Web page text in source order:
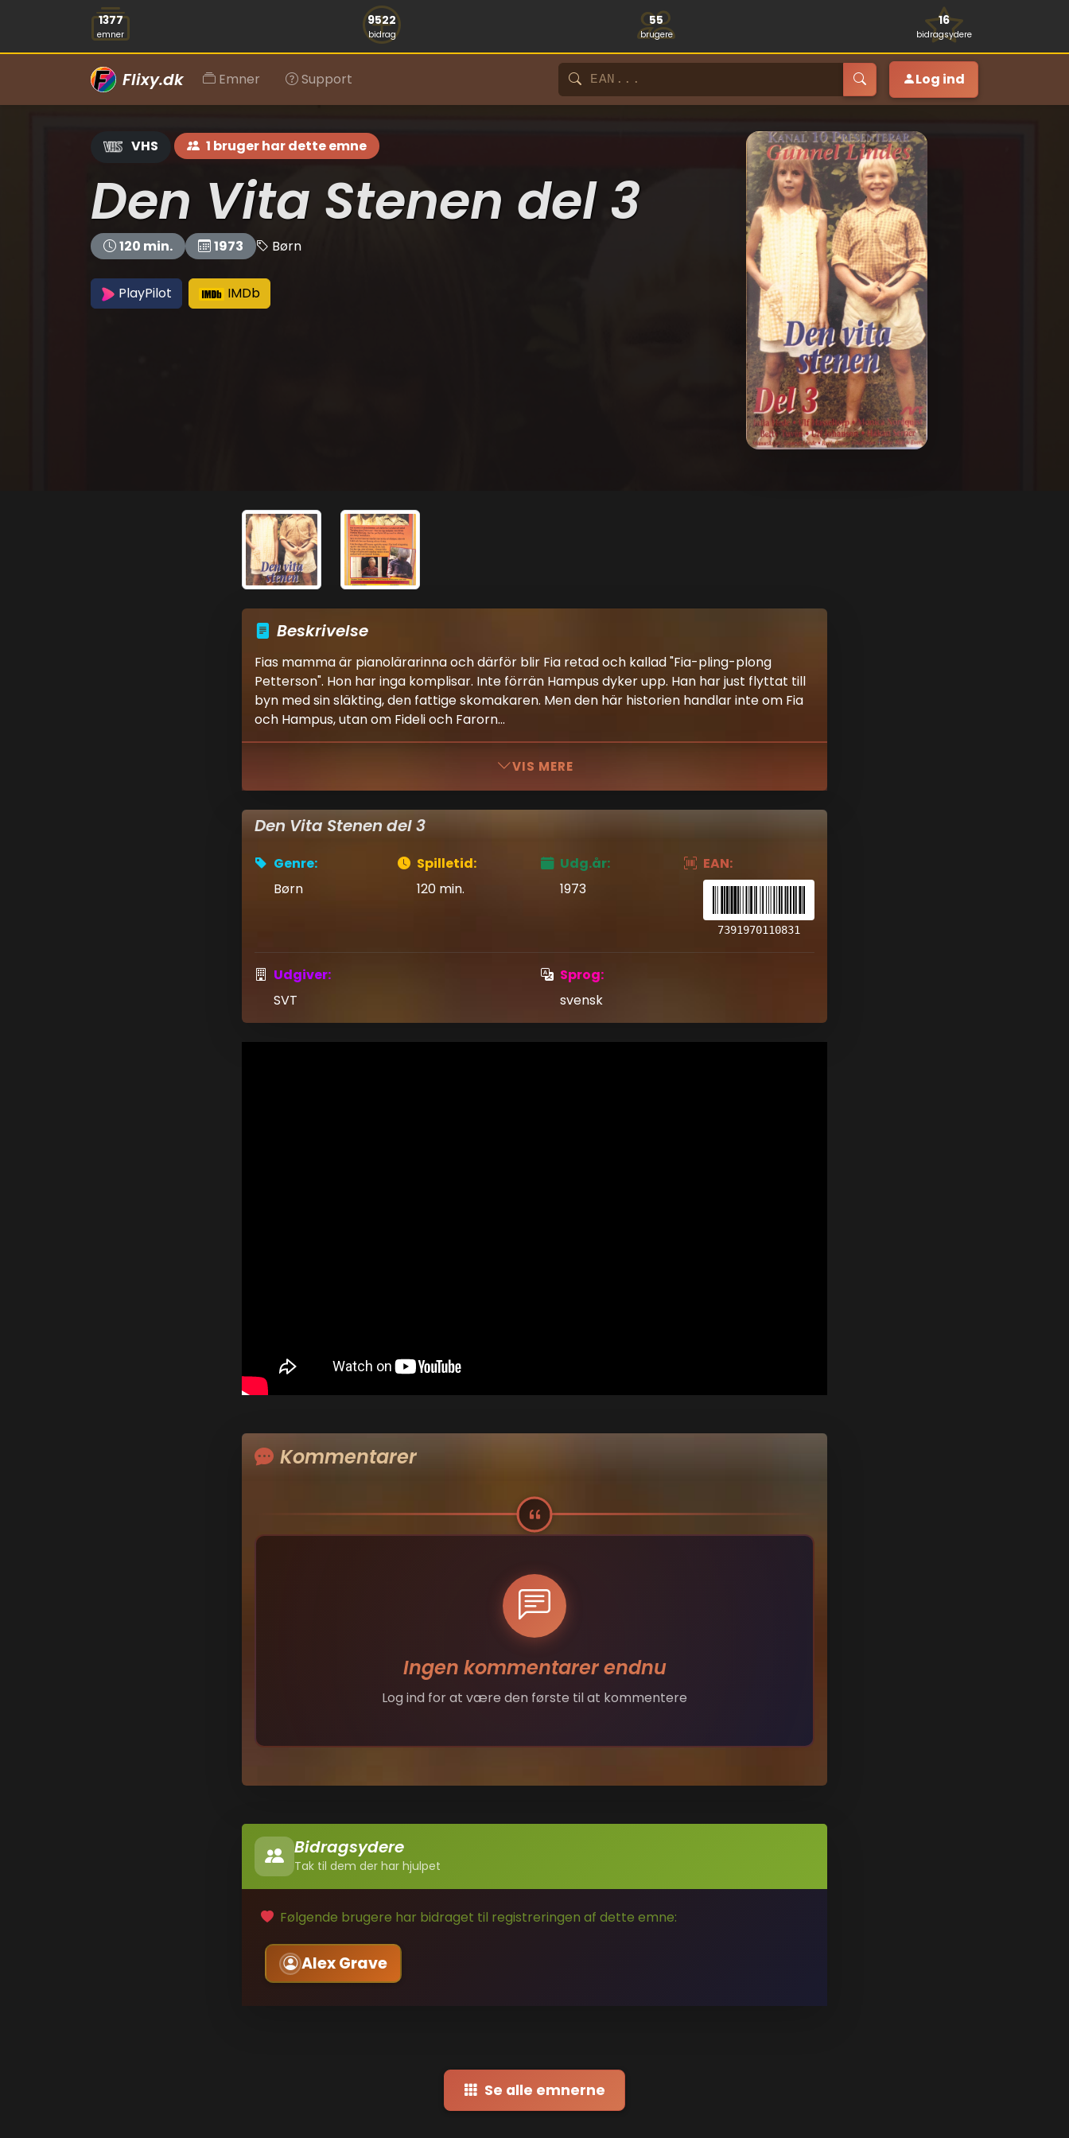
1377
emner
9522
bidrag
55
brugere
16
bidragsydere
Flixy.dk Emner Support Log ind
VHS 1 bruger har dette emne
Den Vita Stenen del 3
120 min. 1973 Børn
PlayPilot IMDb
Beskrivelse
Fias mamma är pianolärarinna och därför blir Fia retad och kallad "Fia-pling-plong
Petterson". Hon har inga komplisar. Inte förrän Hampus dyker upp. Han har just flyttat till
byn med sin släkting, den fattige skomakaren. Men den här historien handlar inte om Fia
och Hampus, utan om Fideli och Farorn...
VIS MERE
Den Vita Stenen del 3
Genre:
Børn
Spilletid:
120 min.
Udg.år:
1973
EAN:
7391970110831
Udgiver:
SVT
Sprog:
svensk
Kommentarer
Ingen kommentarer endnu
Log ind for at være den første til at kommentere
Bidragsydere
Tak til dem der har hjulpet
Følgende brugere har bidraget til registreringen af dette emne:
Alex Grave
Se alle emnerne